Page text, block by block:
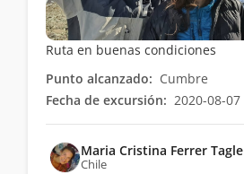
Ruta en buenas condiciones
Punto alcanzado: Cumbre
Fecha de excursión: 2020-08-07
Maria Cristina Ferrer Tagle
Chile